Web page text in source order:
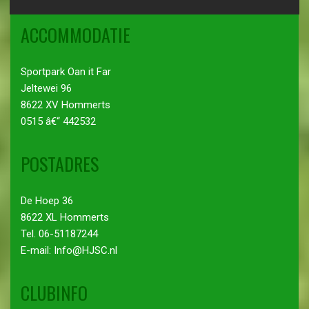
ACCOMMODATIE
Sportpark Oan it Far
Jeltewei 96
8622 XV Hommerts
0515 â€“ 442532
POSTADRES
De Hoep 36
8622 XL Hommerts
Tel. 06-51187244
E-mail: Info@HJSC.nl
CLUBINFO